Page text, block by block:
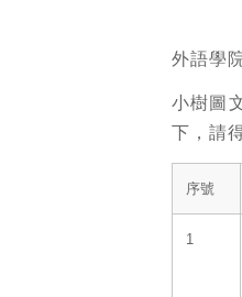
外語學
小樹圖
下，請
序號
1